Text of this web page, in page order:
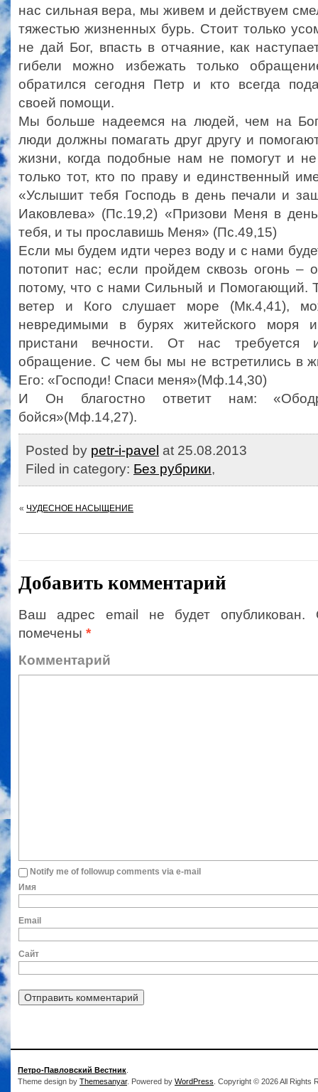
нас сильная вера, мы живем и действуем
тяжестью жизненных бурь. Стоит только
не дай Бог, впасть в отчаяние, как
гибели можно избежать только
обратился сегодня Петр и кто всегда
своей помощи.
Мы больше надеемся на людей, чем на
люди должны помагать друг другу и
жизни, когда подобные нам не помогут и
только тот, кто по праву и единственный
«Услышит тебя Господь в день печали и
Иаковлева» (Пс.19,2) «Призови Меня в
тебя, и ты прославишь Меня» (Пс.49,15)
Если мы будем идти через воду и с нами
потопит нас; если пройдем сквозь огонь –
потому, что с нами Сильный и Помогающий.
ветер и Кого слушает море (Мк.4,41),
невредимыми в бурях житейского моря
пристани вечности. От нас требуется
обращение. С чем бы мы не встретились в
Его: «Господи! Спаси меня»(Мф.14,30)
И Он благостно ответит нам:
бойся»(Мф.14,27).
Posted by petr-i-pavel at 25.08.2013
Filed in category: Без рубрики,
« ЧУДЕСНОЕ НАСЫЩЕНИЕ
Добавить комментарий
Ваш адрес email не будет опубликован.
помечены *
Notify me of followup comments via e-mail
Сайт
Петро-Павловский Вестник
Theme design by Themesanyar. Powered by WordPress . Copyright © 2026 All Rights